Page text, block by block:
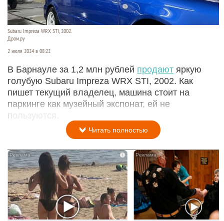
Subaru Impreza WRX STI, 2002.
Дром.ру
2 июля 2024 в 08:22
В Барнауле за 1,2 млн рублей продают яркую
голубую Subaru Impreza WRX STI, 2002. Как
пишет текущий владелец, машина стоит на
паркинге как музейный экспонат, ей не
пользуются.
Читать полностью
i